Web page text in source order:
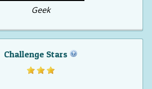
Geek
Challenge Stars